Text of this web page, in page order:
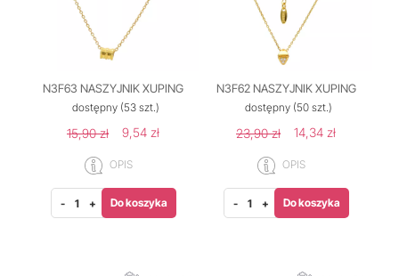
N3F63 NASZYJNIK XUPING
dostępny(53 szt.)
15,90 zł 9,54 zł
OPIS
- + Do koszyka
N3F62 NASZYJNIK XUPING
dostępny(50 szt.)
23,90 zł 14,34 zł
OPIS
- + Do koszyka